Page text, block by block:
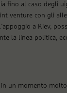
fino al caso degli
venture con gli
a Kiev,
la linea politica,
in un momento